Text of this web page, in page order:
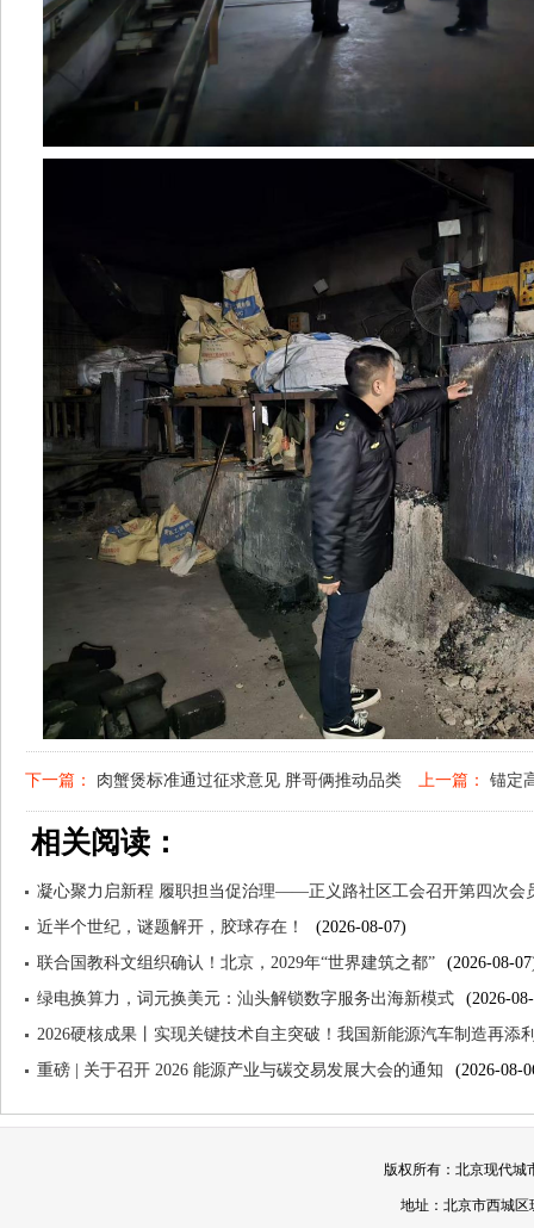
下一篇： 肉蟹煲标准通过征求意见 胖哥俩推动品类
规范发展
上一篇： 锚定
相关阅读：
凝心聚力启新程 履职担当促治理——正义路社区工会召开第四次会
近半个世纪，谜题解开，胶球存在！
(2026-08-07)
联合国教科文组织确认！北京，2029年“世界建筑之都”
(2026-08-
绿电换算力，词元换美元：汕头解锁数字服务出海新模式
(2026-
2026硬核成果丨实现关键技术自主突破！我国新能源汽车制造再添
重磅 | 关于召开 2026 能源产业与碳交易发展大会的通知
(2026-08-
版权所有：北京现代城
地址：北京市西城区